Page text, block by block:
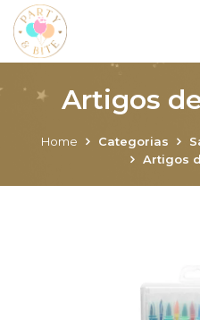
Artigos
Home Categorias
Artigos